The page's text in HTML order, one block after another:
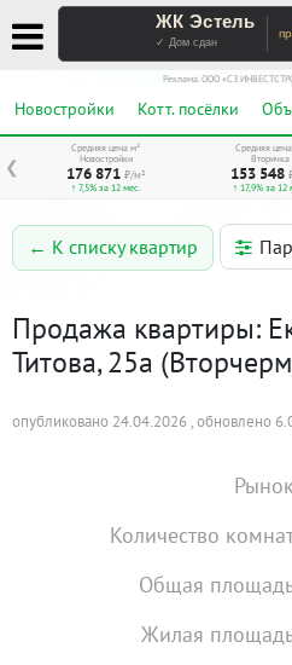
ЖК Эстель
✓ Дом сдан
Реклама. ООО «СЗ
Новостройки Котт. посёлки
❮
Средняя цена м²
Новостройки
176 871 ₽/м²
↑ 7,5% за 12 мес.
Средняя
Вторичка
153 548
↑ 17,9% за 12
← К списку квартир
Продажа квартиры:
Титова, 25а
опубликовано 24.04.2026 , обновлено
Количество
Общая
Жилая